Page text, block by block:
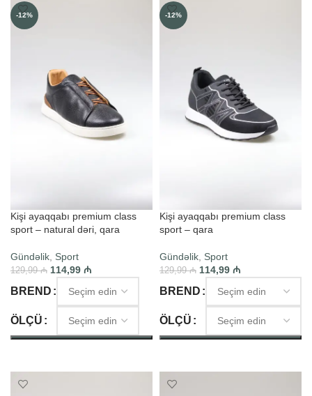
-12%
Kişi ayaqqabı premium class
sport – natural dəri, qara
Gündəlik Sport
129,99₼ 114,99 ₼
BREND
ÖLÇÜ
-12%
Kişi ayaqqabı premium class
sport – qara
Gündəlik Sport
129,99₼ 114,99 ₼
BREND
ÖLÇÜ